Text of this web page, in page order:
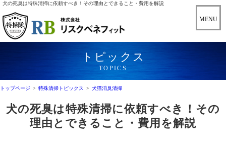
犬の死臭は特殊清掃に依頼すべき！その理由とできること・費用を解説
トピックス
TOPICS
トップページ > 特殊清掃トピックス > 犬猫消臭清掃
犬の死臭は特殊清掃に依頼すべき！その
理由とできること・費用を解説